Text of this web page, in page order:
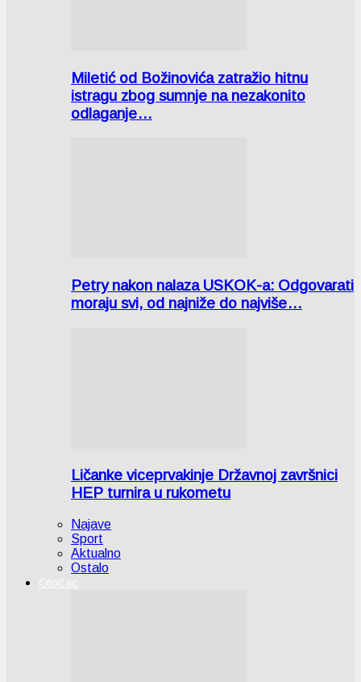
Miletić od Božinovića zatražio hitnu
istragu zbog sumnje na nezakonito
odlaganje…
Petry nakon nalaza USKOK-a: Odgovarati
moraju svi, od najniže do najviše…
Ličanke viceprvakinje Državnoj završnici
HEP turnira u rukometu
Najave
Sport
Aktualno
Ostalo
Otočac